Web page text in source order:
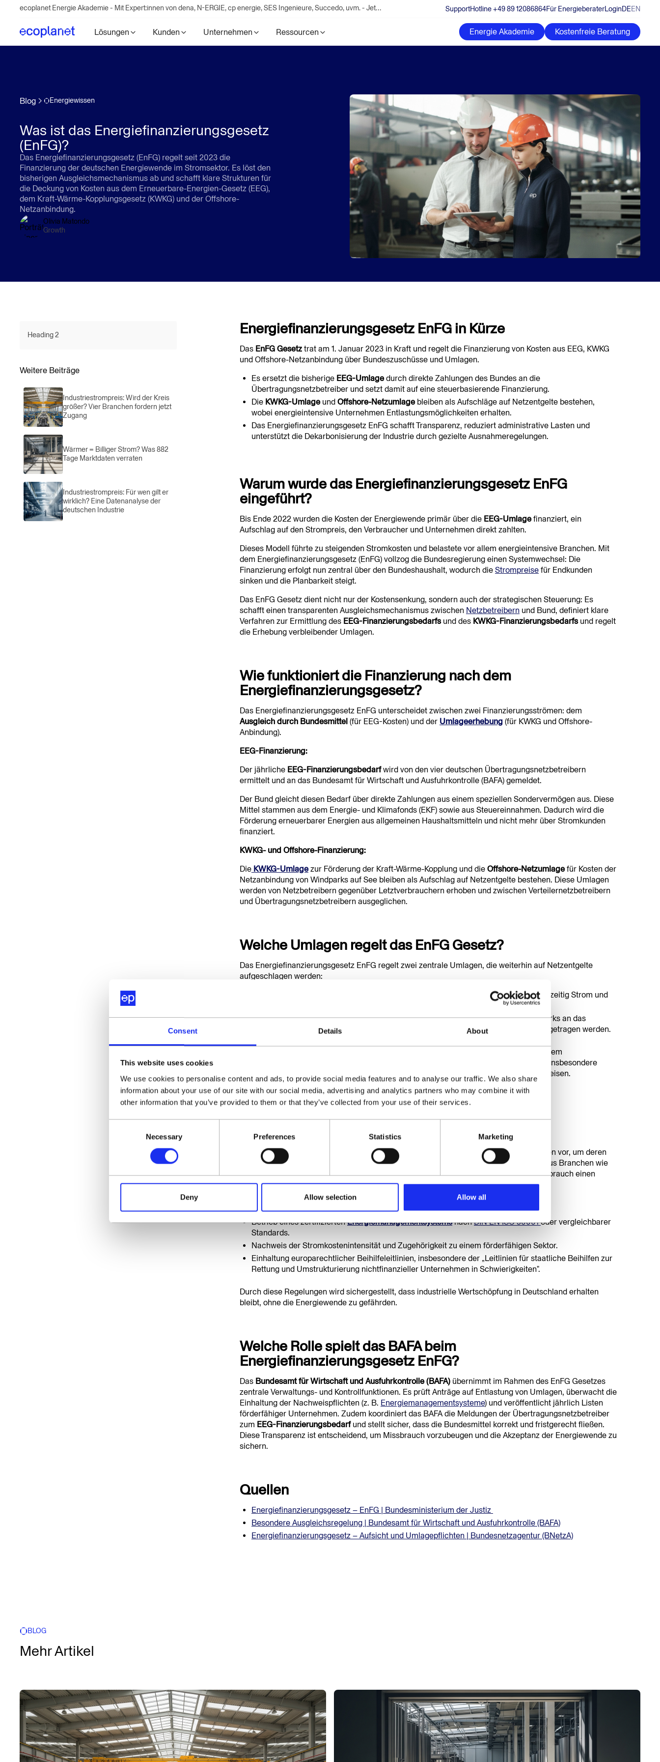
Consent Details About
This website uses cookies
We use cookies to personalise content and ads, to provide social media features and to analyse our traffic. We also share
information about your use of our site with our social media, advertising and analytics partners who may combine it with
other information that you’ve provided to them or that they’ve collected from your use of their services.
Necessary Preferences Statistics Marketing
Deny Allow selection Allow all
ecoplanet Energie Akademie - Mit Expert:innen von dena, N-ERGIE, cp energie, SES Ingenieure, Succedo, uvm. - Jetzt Platz sichern! SupportHotline +49 89 12086864Für EnergieberaterLoginDEEN
Lösungen Kunden Unternehmen Ressourcen Energie Akademie Kostenfreie Beratung
Blog Energiewissen
Was ist das Energiefinanzierungsgesetz
(EnFG)?
Das Energiefinanzierungsgesetz (EnFG) regelt seit 2023 die
Finanzierung der deutschen Energiewende im Stromsektor. Es löst den
bisherigen Ausgleichsmechanismus ab und schafft klare Strukturen für
die Deckung von Kosten aus dem Erneuerbare-Energien-Gesetz (EEG),
dem Kraft-Wärme-Kopplungsgesetz (KWKG) und der Offshore-
Netzanbindung.
Olivia Matondo
Growth
Heading 2
Weitere Beiträge
Industriestrompreis: Wird der Kreis
größer? Vier Branchen fordern jetzt
Zugang
Wärmer = Billiger Strom? Was 882
Tage Marktdaten verraten
Industriestrompreis: Für wen gilt er
wirklich? Eine Datenanalyse der
deutschen Industrie
Energiefinanzierungsgesetz EnFG in Kürze
Das EnFG Gesetz trat am 1. Januar 2023 in Kraft und regelt die Finanzierung von Kosten aus EEG, KWKG
und Offshore-Netzanbindung über Bundeszuschüsse und Umlagen.
Es ersetzt die bisherige EEG-Umlagedurch direkte Zahlungen des Bundes an die
Übertragungsnetzbetreiber und setzt damit auf eine steuerbasierende Finanzierung.
Die KWKG-Umlageund Offshore-Netzumlagebleiben als Aufschläge auf Netzentgelte bestehen,
wobei energieintensive Unternehmen Entlastungsmöglichkeiten erhalten.
Das Energiefinanzierungsgesetz EnFG schafft Transparenz, reduziert administrative Lasten und
unterstützt die Dekarbonisierung der Industrie durch gezielte Ausnahmeregelungen.
Warum wurde das Energiefinanzierungsgesetz EnFG
eingeführt?
Bis Ende 2022 wurden die Kosten der Energiewende primär über die EEG-Umlagefinanziert, ein
Aufschlag auf den Strompreis, den Verbraucher und Unternehmen direkt zahlten.
Dieses Modell führte zu steigenden Stromkosten und belastete vor allem energieintensive Branchen. Mit
dem Energiefinanzierungsgesetz (EnFG) vollzog die Bundesregierung einen Systemwechsel: Die
Finanzierung erfolgt nun zentral über den Bundeshaushalt, wodurch die Strompreise für Endkunden
sinken und die Planbarkeit steigt.
Das EnFG Gesetz dient nicht nur der Kostensenkung, sondern auch der strategischen Steuerung: Es
schafft einen transparenten Ausgleichsmechanismus zwischen Netzbetreibern und Bund, definiert klare
Verfahren zur Ermittlung des EEG-Finanzierungsbedarfsund des KWKG-Finanzierungsbedarfsund regelt
die Erhebung verbleibender Umlagen.
Wie funktioniert die Finanzierung nach dem
Energiefinanzierungsgesetz?
Das Energiefinanzierungsgesetz EnFG unterscheidet zwischen zwei Finanzierungsströmen: dem
Ausgleich durch Bundesmittel (für EEG-Kosten) und der Umlageerhebung (für KWKG und Offshore-
Anbindung).
EEG-Finanzierung:
Der jährliche EEG-Finanzierungsbedarfwird von den vier deutschen Übertragungsnetzbetreibern
ermittelt und an das Bundesamt für Wirtschaft und Ausfuhrkontrolle (BAFA) gemeldet.
Der Bund gleicht diesen Bedarf über direkte Zahlungen aus einem speziellen Sondervermögen aus. Diese
Mittel stammen aus dem Energie- und Klimafonds (EKF) sowie aus Steuereinnahmen. Dadurch wird die
Förderung erneuerbarer Energien aus allgemeinen Haushaltsmitteln und nicht mehr über Stromkunden
finanziert.
KWKG- und Offshore-Finanzierung:
Die KWKG-Umlagezur Förderung der Kraft-Wärme-Kopplung und die Offshore-Netzumlagefür Kosten der
Netzanbindung von Windparks auf See bleiben als Aufschlag auf Netzentgelte bestehen. Diese Umlagen
werden von Netzbetreibern gegenüber Letztverbrauchern erhoben und zwischen Verteilernetzbetreibern
und Übertragungsnetzbetreibern ausgeglichen.
Welche Umlagen regelt das EnFG Gesetz?
Das Energiefinanzierungsgesetz EnFG regelt zwei zentrale Umlagen, die weiterhin auf Netzentgelte
aufgeschlagen werden:
Dient der Förderung von Kraft-Wärme-Kopplungsanlagen, die gleichzeitig Strom und
Offshore-Netzumlage:Finanziert die Kosten für den Anschluss von Offshore-Windparks an das
Festlandnetz, die gemäß § 17f Energiewirtschaftsgesetz (EnWG) von Netzbetreibern getragen werden.
Beide Umlagen werden jährlich neu berechnet und veröffentlicht. Unternehmen mit hohem
Stromverbrauch können unter bestimmten Voraussetzungen Entlastungen beantragen, insbesondere
stromkostenintensive Betriebe, die ein zertifiziertes
Energiemanagementsystem nachweisen.
Wer profitiert von Entlastungen nach dem
Energiefinanzierungsgesetz?
Das EnFG Gesetz sieht gezielte Ausnahmeregelungen
für energieintensive Unternehmen vor, um deren
internationale Wettbewerbsfähigkeit zu sichern. Antragsberechtigt sind Unternehmen aus Branchen wie
Chemie, Metallerzeugung, Papier oder Glas, die nachweisen können, dass ihr Stromverbrauch einen
bestimmten Anteil an der Bruttowertschöpfung übersteigt.
Betrieb eines zertifiziertenEnergiemanagementsystemsnachDIN EN ISO 50001oder vergleichbarer
Standards.
Nachweis der Stromkostenintensität und Zugehörigkeit zu einem förderfähigen Sektor.
Einhaltung europarechtlicher Beihilfeleitlinien, insbesondere der „Leitlinien für staatliche Beihilfen zur
Rettung und Umstrukturierung nichtfinanzieller Unternehmen in Schwierigkeiten".
Durch diese Regelungen wird sichergestellt, dass industrielle Wertschöpfung in Deutschland erhalten
bleibt, ohne die Energiewende zu gefährden.
Welche Rolle spielt das BAFA beim
Energiefinanzierungsgesetz EnFG?
Das Bundesamt für Wirtschaft und Ausfuhrkontrolle (BAFA) übernimmt im Rahmen des EnFG Gesetzes
zentrale Verwaltungs- und Kontrollfunktionen. Es prüft Anträge auf Entlastung von Umlagen, überwacht die
Einhaltung der Nachweispflichten (z. B. Energiemanagementsysteme) und veröffentlicht jährlich Listen
förderfähiger Unternehmen. Zudem koordiniert das BAFA die Meldungen der Übertragungsnetzbetreiber
zum EEG-Finanzierungsbedarfund stellt sicher, dass die Bundesmittel korrekt und fristgerecht fließen.
Diese Transparenz ist entscheidend, um Missbrauch vorzubeugen und die Akzeptanz der Energiewende zu
sichern.
Quellen
Energiefinanzierungsgesetz – EnFG | Bundesministerium der Justiz
Besondere Ausgleichsregelung | Bundesamt für Wirtschaft und Ausfuhrkontrolle (BAFA)
Energiefinanzierungsgesetz – Aufsicht und Umlagepflichten | Bundesnetzagentur (BNetzA)
BLOG
Mehr Artikel